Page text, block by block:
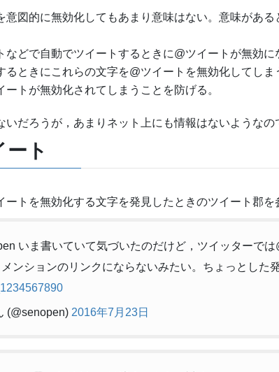
意図的に無効化してもあまり意味はない。意味がある
などで自動でツイートするときに@ツイートが無効に
るときにこれらの文字を@ツイートを無効化してし
ートが無効化されてしまうことを防げる。
いだろうが，あまりネット上にも情報はないようなの
ート
ートを無効化する文字を発見したときのツイート郡を
いま書いていて気づいたのだけど，ツイッターで
ンションのリンクにならないみたい。ちょっとした発
(@senopen) 2016年7月23日